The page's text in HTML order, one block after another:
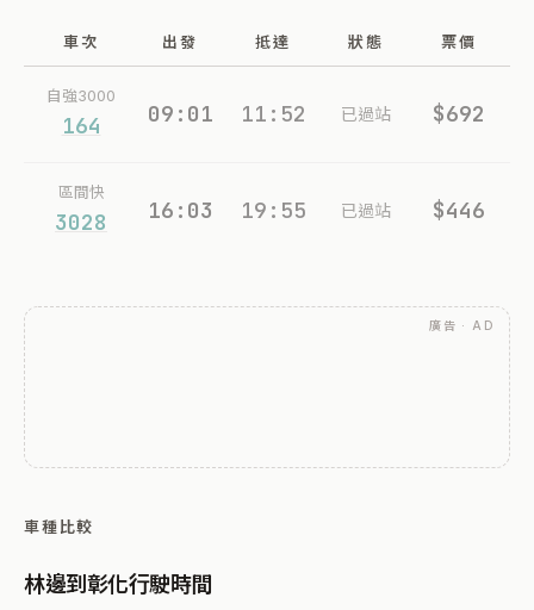
車次 出發 抵達 狀態 票價
自強3000
164 09:01 11:52 已過站 $692
區間快
3028 16:03 19:55 已過站 $446
廣告 · AD
車種比較
林邊到彰化行駛時間